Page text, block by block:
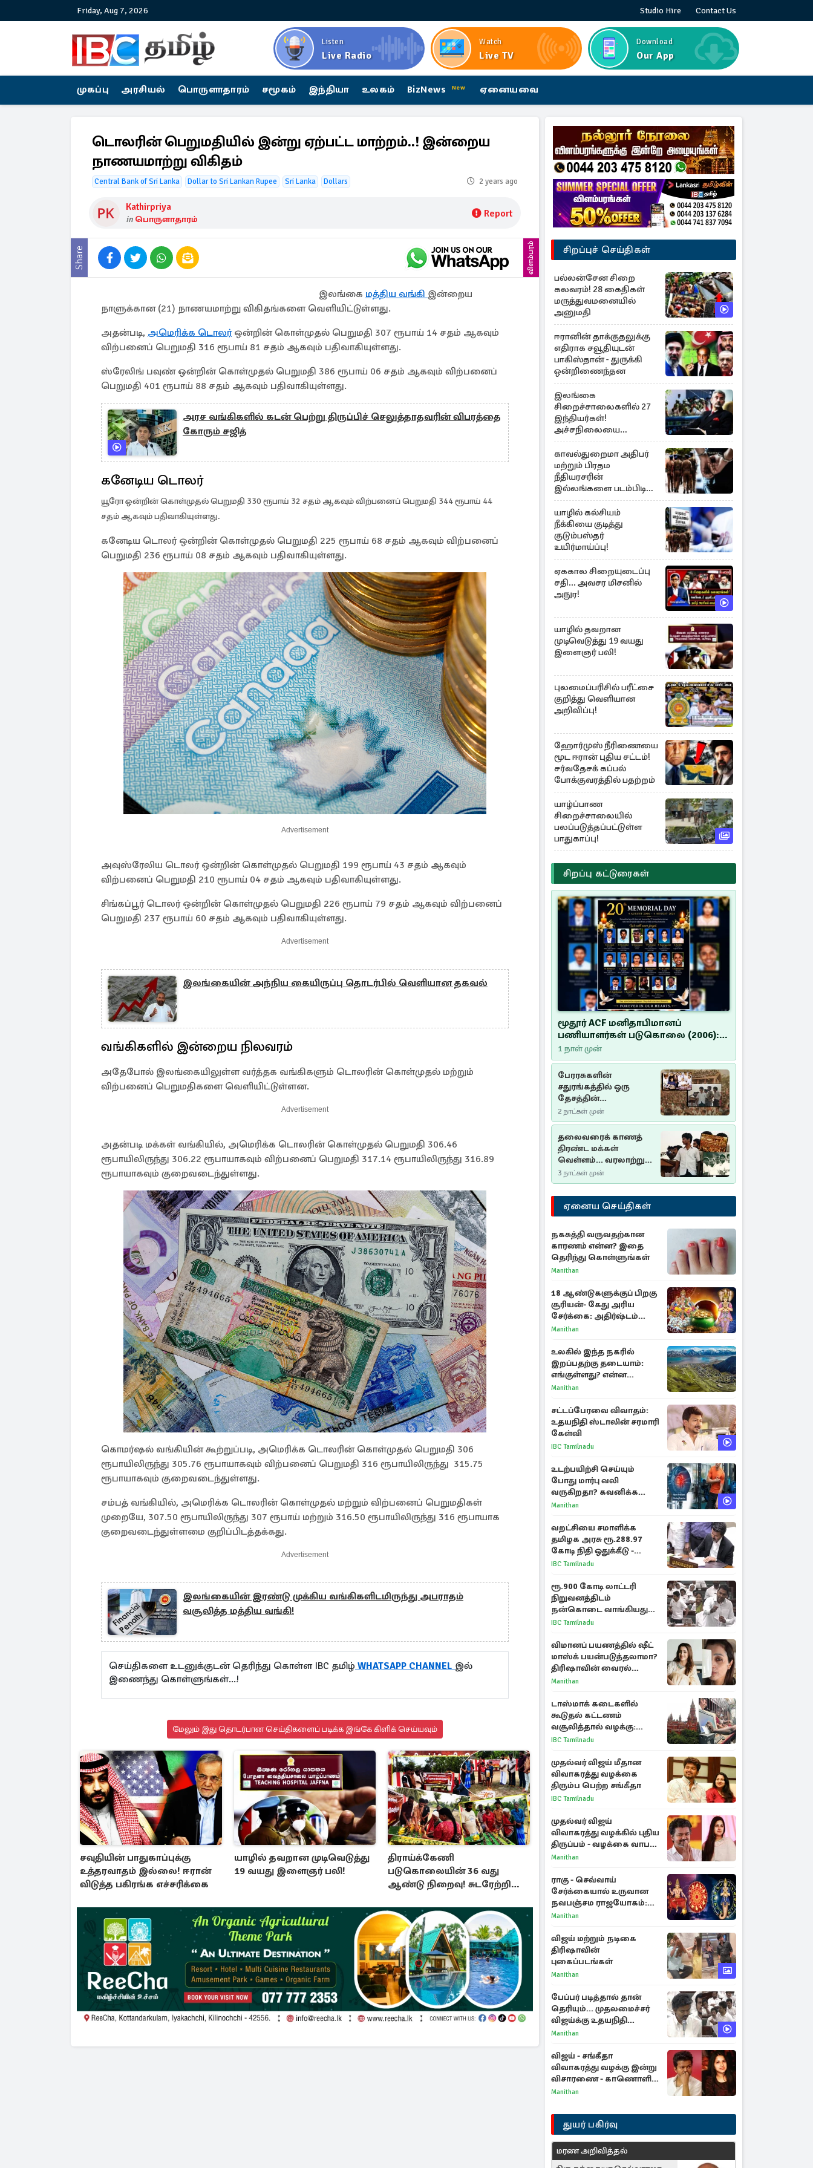
Friday, Aug 7, 2026 Studio Hire Contact Us
Listen
Live Radio
Watch
Live TV
Download
Our App
முகப்பு அரசியல் பொருளாதாரம் சமூகம் இந்தியா உலகம் BizNews New ஏனையவை
டொலரின் பெறுமதியில் இன்று ஏற்பட்ட மாற்றம்..! இன்றைய
நாணயமாற்று விகிதம்
Central Bank of Sri Lanka Dollar to Sri Lankan Rupee Sri Lanka Dollars 2 years ago
Kathirpriya
in பொருளாதாரம் Report
Share விளம்பரம்
இலங்கை மத்திய வங்கி இன்றைய
நாளுக்கான (21) நாணயமாற்று விகிதங்களை வெளியிட்டுள்ளது.
அதன்படி, அமெரிக்க டொலர்ஒன்றின் கொள்முதல் பெறுமதி 307 ரூபாய் 14 சதம் ஆகவும்
விற்பனைப் பெறுமதி 316 ரூபாய் 81 சதம் ஆகவும் பதிவாகியுள்ளது.
ஸ்ரேலிங் பவுண் ஒன்றின் கொள்முதல் பெறுமதி 386 ரூபாய் 06 சதம் ஆகவும் விற்பனைப்
பெறுமதி 401 ரூபாய் 88 சதம் ஆகவும் பதிவாகியுள்ளது.
அரச வங்கிகளில் கடன் பெற்று திருப்பிச் செலுத்தாதவரின் விபரத்தை
கோரும் சஜித்
கனேடிய டொலர்
யூரோ ஒன்றின் கொள்முதல் பெறுமதி 330 ரூபாய் 32 சதம் ஆகவும் விற்பனைப் பெறுமதி 344 ரூபாய் 44
சதம் ஆகவும் பதிவாகியுள்ளது.
கனேடிய டொலர் ஒன்றின் கொள்முதல் பெறுமதி 225 ரூபாய் 68 சதம் ஆகவும் விற்பனைப்
பெறுமதி 236 ரூபாய் 08 சதம் ஆகவும் பதிவாகியுள்ளது.
Advertisement
அவுஸ்ரேலிய டொலர் ஒன்றின் கொள்முதல் பெறுமதி 199 ரூபாய் 43 சதம் ஆகவும்
விற்பனைப் பெறுமதி 210 ரூபாய் 04 சதம் ஆகவும் பதிவாகியுள்ளது.
சிங்கப்பூர் டொலர் ஒன்றின் கொள்முதல் பெறுமதி 226 ரூபாய் 79 சதம் ஆகவும் விற்பனைப்
பெறுமதி 237 ரூபாய் 60 சதம் ஆகவும் பதிவாகியுள்ளது.
Advertisement
இலங்கையின் அந்நிய கையிருப்பு தொடர்பில் வெளியான தகவல்
வங்கிகளில் இன்றைய நிலவரம்
அதேபோல் இலங்கையிலுள்ள வர்த்தக வங்கிகளும் டொலரின் கொள்முதல் மற்றும்
விற்பனைப் பெறுமதிகளை வெளியிட்டுள்ளன.
Advertisement
அதன்படி மக்கள் வங்கியில், அமெரிக்க டொலரின் கொள்முதல் பெறுமதி 306.46
ரூபாயிலிருந்து 306.22 ரூபாயாகவும் விற்பனைப் பெறுமதி 317.14 ரூபாயிலிருந்து 316.89
ரூபாயாகவும் குறைவடைந்துள்ளது.
கொமர்ஷல் வங்கியின் கூற்றுப்படி, அமெரிக்க டொலரின் கொள்முதல் பெறுமதி 306
ரூபாயிலிருந்து 305.76 ரூபாயாகவும் விற்பனைப் பெறுமதி 316 ரூபாயிலிருந்து 315.75
ரூபாயாகவும் குறைவடைந்துள்ளது.
சம்பத் வங்கியில், அமெரிக்க டொலரின் கொள்முதல் மற்றும் விற்பனைப் பெறுமதிகள்
முறையே, 307.50 ரூபாயிலிருந்து 307 ரூபாய் மற்றும் 316.50 ரூபாயிலிருந்து 316 ரூபாயாக
குறைவடைந்துள்ளமை குறிப்பிடத்தக்கது.
Advertisement
இலங்கையின் இரண்டு முக்கிய வங்கிகளிடமிருந்து அபராதம்
வசூலித்த மத்திய வங்கி!
செய்திகளை உடனுக்குடன் தெரிந்து கொள்ள IBC தமிழ் WHATSAPP CHANNEL இல்
இணைந்து கொள்ளுங்கள்...!
மேலும் இது தொடர்பான செய்திகளைப் படிக்க இங்கே கிளிக் செய்யவும்
சவுதியின் பாதுகாப்புக்கு
உத்தரவாதம் இல்லை! ஈரான்
விடுத்த பகிரங்க எச்சரிக்கை
யாழில் தவறான முடிவெடுத்து
19 வயது இளைஞர் பலி!
திராய்க்கேணி
படுகொலையின் 36 வது
ஆண்டு நிறைவு! சுடரேற்றி
சிறப்புச் செய்திகள்
பல்லன்சேன சிறை
கலவரம்! 28 கைதிகள்
மருத்துவமனையில்
அனுமதி
ஈரானின் தாக்குதலுக்கு
எதிராக சவூதியுடன்
பாகிஸ்தான் - துருக்கி
ஒன்றிணைந்தன
இலங்கை
சிறைச்சாலைகளில் 27
இந்தியர்கள்!
அச்சநிலையை
மையப்படுத்தி
ஜெயசங்கர் அறிக்கை
காவல்துறைமா அதிபர்
மற்றும் பிரதம
நீதியரசரின்
இல்லங்களை படம்பிடித்த
சந்தேக நபர் கைது!
யாழில் கல்சியம்
நீக்கியை குடித்து
குடும்பஸ்தர்
உயிர்மாய்ப்பு!
ஏககால சிறையுடைப்பு
சதி... அவசர மிசனில்
அநுர!
யாழில் தவறான
முடிவெடுத்து 19 வயது
இளைஞர் பலி!
புலமைப்பரிசில் பரீட்சை
குறித்து வெளியான
அறிவிப்பு!
ஹோர்முஸ் நீரிணையை
மூட ஈரான் புதிய சட்டம்!
சர்வதேசக் கப்பல்
போக்குவரத்தில் பதற்றம்
யாழ்ப்பாண
சிறைச்சாலையில்
பலப்படுத்தப்பட்டுள்ள
பாதுகாப்பு!
சிறப்பு கட்டுரைகள்
மூதூர் ACF மனிதாபிமானப்
பணியாளர்கள் படுகொலை (2006):
20 ஆண்டுகளாகியும் நீதி
மறுக்கப்பட்ட மனிதாபிமானப்
பேரவலம்
1 நாள் முன்
பேரரசுகளின்
சதுரங்கத்தில் ஒரு
தேசத்தின்
தீர்க்கதரிசனம் :
சுதுமலை பிரகடனம்
ஒரு வரலாற்றுப் பாடம்
2 நாட்கள் முன்
தலைவரைக் காணத்
திரண்ட மக்கள்
வெள்ளம்... வரலாற்றுச்
சிறப்புமிக்க சுதுமலைப்
பிரகடனம்…
3 நாட்கள் முன்
ஏனைய செய்திகள்
நகசுத்தி வருவதற்கான
காரணம் என்ன? இதை
தெரிந்து கொள்ளுங்கள்
Manithan
18 ஆண்டுகளுக்குப் பிறகு
சூரியன்- கேது அரிய
சேர்க்கை: அதிர்ஷ்டம்
பெறும் 3 ராசிகள்!
Manithan
உலகில் இந்த நகரில்
இறப்பதற்கு தடையாம்:
எங்குள்ளது? என்ன
காரணம் தெரியுமா?
Manithan
சட்டப்பேரவை விவாதம்:
உதயநிதி ஸ்டாலின் சரமாரி
கேள்வி
IBC Tamilnadu
உடற்பயிற்சி செய்யும்
போது மார்பு வலி
வருகிறதா? கவனிக்க
வேண்டிய எச்சரிக்கை
Manithan
வறட்சியை சமாளிக்க
தமிழக அரசு ரூ.288.97
கோடி நிதி ஒதுக்கீடு -
வெளியான அரசாணை
IBC Tamilnadu
ரூ.900 கோடி லாட்டரி
நிறுவனத்திடம்
நன்கொடை வாங்கியது
ஏன்? உதயநிதி - ஆதவ்
IBC Tamilnadu
விமானப் பயணத்தில் ஷீட்
மாஸ்க் பயன்படுத்தலாமா?
திரிஷாவின் வைரல்
செல்ஃபிக்கு மருத்துவர்
Manithan
டாஸ்மாக் கடைகளில்
கூடுதல் கட்டணம்
வசூலித்தால் வழக்கு:
சென்னை உயர்நீதிமன்றம்
IBC Tamilnadu
முதல்வர் விஜய் மீதான
விவாகரத்து வழக்கை
திரும்ப பெற்ற சங்கீதா
IBC Tamilnadu
முதல்வர் விஜய்
விவாகரத்து வழக்கில் புதிய
திருப்பம் - வழக்கை வாபஸ்
பெற்ற சங்கீதா!
Manithan
ராகு - செவ்வாய்
சேர்க்கையால் உருவான
நவபஞ்சம ராஜயோகம்:
அதிர்ஷ்டம் பெறும் 3
Manithan
விஜய் மற்றும் நடிகை
திரிஷாவின்
புகைப்படங்கள்
Manithan
பேப்பர் படித்தால் தான்
தெரியும்... முதலமைச்சர்
விஜய்க்கு உதயநிதி
ஸ்டாலின் பதிலடி
Manithan
விஜய் - சங்கீதா
விவாகரத்து வழக்கு இன்று
விசாரணை - காணொளி
மூலம் ஆஜராக வாய்ப்பு
Manithan
துயர் பகிர்வு
மரண அறிவித்தல்